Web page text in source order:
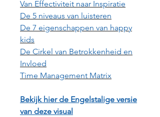
Van Effectiviteit naar Inspiratie
De 5 niveaus van luisteren
De 7 eigenschappen van happy
kids
De Cirkel van Betrokkenheid en
Invloed
Time Management Matrix
Bekijk hier de Engelstalige versie
van deze visual